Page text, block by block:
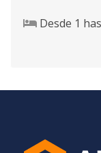
Desde 1